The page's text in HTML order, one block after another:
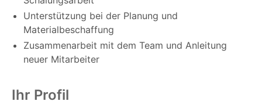
Unterstützung bei der Planung und
Materialbeschaffung
Zusammenarbeit mit dem Team und Anleitung
neuer Mitarbeiter
Ihr Profil